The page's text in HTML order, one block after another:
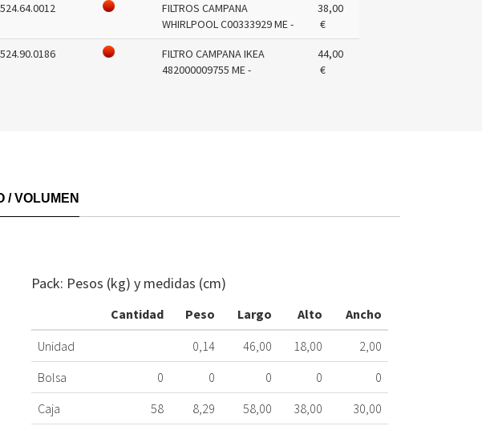
524.64.0012
FILTROS CAMPANA
WHIRLPOOL C00333929 ME -
38,00
€
524.90.0186
FILTRO CAMPANA IKEA
482000009755 ME -
44,00
€
/ VOLUMEN
Pack: Pesos (kg) y medidas (cm)
Cantidad Peso Largo Alto
Ancho
Unidad
0,14 46,00 18,00
2,00
Bolsa
0 0 0 0
0
Caja
58 8,29 58,00 38,00
30,00